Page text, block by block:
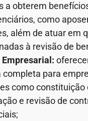
a obterem
como
além de atuar em
à revisão de
completa para
como constituição
e revisão de